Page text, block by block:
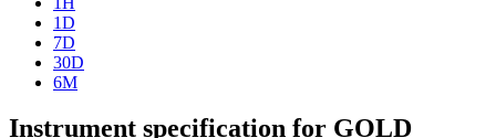
1D
7D
30D
6M
Instrument specification for GOLD